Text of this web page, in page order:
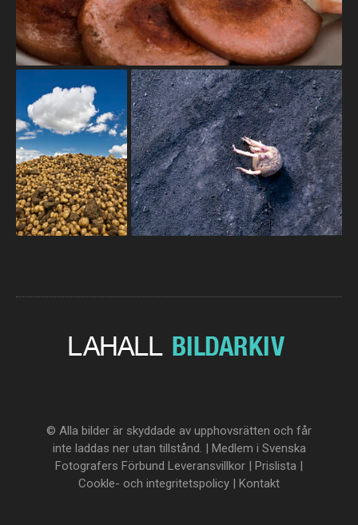
© Alla bilder är skyddade av upphovsrätten och får
inte laddas ner utan tillstånd. | Medlem i Svenska
Fotografers Förbund Leveransvillkor | Prislista |
Cookle- och integritetspolicy | Kontakt